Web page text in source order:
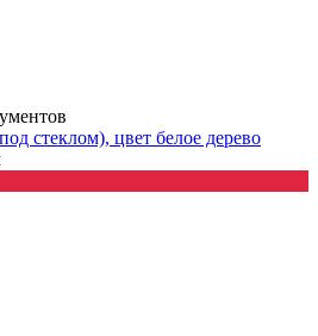
стеклом), цвет белое дерево